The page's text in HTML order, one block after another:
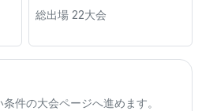
総出場 22大会
件の大会ページへ進めます。